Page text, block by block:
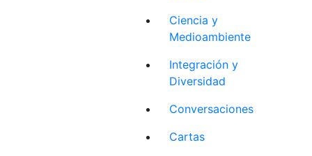
Ciencia y
Medioambiente
Integración y
Diversidad
Conversaciones
Cartas